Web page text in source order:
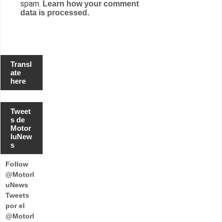
spam. Learn how your comment
data is processed.
Transl
ate
here
Tweet
s de
Motor
luNew
s
Follow
@Motorl
uNews
Tweets
por el
@Motorl